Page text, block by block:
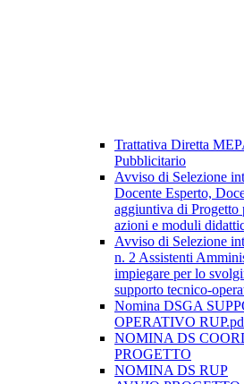
Trattativa Diretta
Pubblicitario
Avviso di Selezione
Docente Esperto,
aggiuntiva di Progetto
azioni e moduli
Avviso di Selezione
n. 2 Assistenti
impiegare per lo
supporto tecnico-
Nomina DSGA
OPERATIVO
NOMINA DS
PROGETTO
NOMINA DS RUP